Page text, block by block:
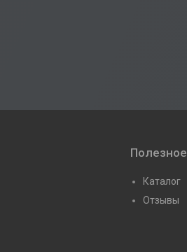
Полезное
Каталог
Отзывы